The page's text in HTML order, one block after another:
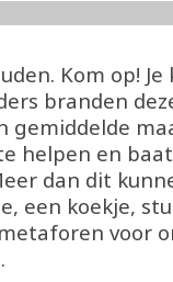
Kom op! Je
branden
gemiddelde
helpen en
dan dit
een koekje,
voor